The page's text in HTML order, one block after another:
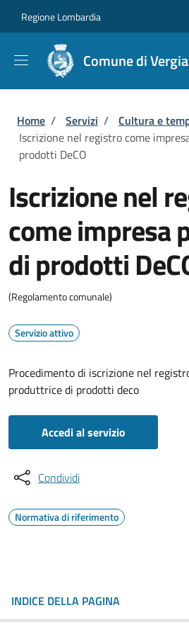
Regione Lombardia
Comune di
Briciole di pane
Home / Servizi / Cultura e
Iscrizione nel registro come
prodotti DeCO
Iscrizione nel
come impresa
di prodotti
(Regolamento comunale)
Servizio attivo
Procedimento di iscrizione nel
produttrice di prodotti deco
Accedi al servizio
Condividi
Normativa di riferimento
INDICE DELLA PAGINA